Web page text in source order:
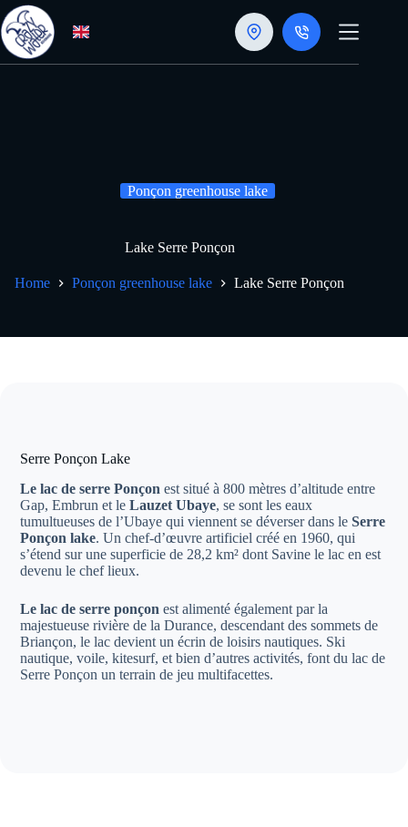
Skip
to
content
Ponçon greenhouse lake
Lake Serre Ponçon
Home Ponçon greenhouse lake Lake Serre Ponçon
Serre Ponçon Lake
Le lac de serre Ponçon est situé à 800 mètres d’altitude entre
Gap, Embrun et leLauzet Ubaye, se sont les eaux
tumultueuses de l’Ubaye qui viennent se déverser dans leSerre
Ponçon lake. Un chef-d’œuvre artificiel créé en 1960, qui
s’étend sur une superficie de 28,2 km² dont Savine le lac en est
devenu le chef lieux.
Le lac de serre ponçon est alimenté également par la
majestueuse rivière de la Durance, descendant des sommets de
Briançon, le lac devient un écrin de loisirs nautiques. Ski
nautique, voile, kitesurf, et bien d’autres activités, font du lac de
Serre Ponçon un terrain de jeu multifacettes.